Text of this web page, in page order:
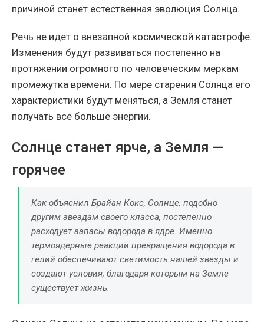
причиной станет естественная эволюция Солнца.
Речь не идет о внезапной космической катастрофе.
Изменения будут развиваться постепенно на
протяжении огромного по человеческим меркам
промежутка времени. По мере старения Солнца его
характеристики будут меняться, а Земля станет
получать все больше энергии.
Солнце станет ярче, а Земля —
горячее
Как объяснил Брайан Кокс, Солнце, подобно
другим звездам своего класса, постепенно
расходует запасы водорода в ядре. Именно
термоядерные реакции превращения водорода в
гелий обеспечивают светимость нашей звезды и
создают условия, благодаря которым на Земле
существует жизнь.